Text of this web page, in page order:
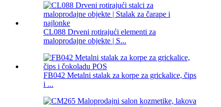
CL088 Drveni rotirajući elementi za
maloprodajne objekte | S...
FB042 Metalni stalak za korpe za grickalice, čips
i ...